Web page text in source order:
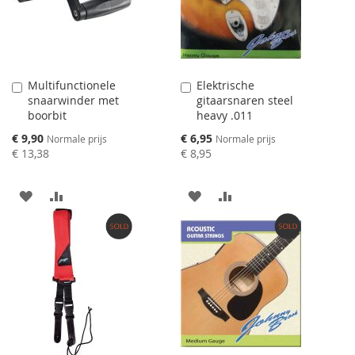
VERGELIJKEN
Multifunctionele
snaarwinder met
boorbit
Speciale
prijs
€ 9,90 Normale prijs
€ 13,38
Aan
winkelwagen
toevoegen
AAN
VERLANGLIJST
TOEVOEGEN
TOE
OM
TE
VERGELIJKEN
Elektrische
gitaarsnaren steel
heavy .011
Speciale
prijs
€ 6,95 Normale prijs
€ 8,95
Aan
winkelwagen
toevoegen
AAN
VERLANGLIJST
TOEVOEGEN
TOE
TE
VERGELIJKEN